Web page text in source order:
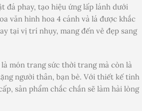
đá phay, tạo hiệu ứng lấp lánh dưới
văn hình hoa 4 cánh và lá được khắc
tại vị trí nhụy, mang đến vẻ đẹp sang
món trang sức thời trang mà còn là
người thân, bạn bè. Với thiết kế tinh
sản phẩm chắc chắn sẽ làm hài lòng